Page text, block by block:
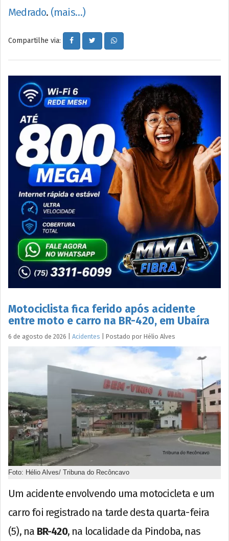
Medrado. (mais…)
Compartilhe via:
Motociclista fica ferido após acidente
entre moto e carro na BR-420, em Ubaíra
6 de agosto de 2026 Acidentes Postado por Hélio Alves
Foto: Hélio Alves/ Tribuna do Recôncavo
Um acidente envolvendo uma motocicleta e um
carro foi registrado na tarde desta quarta-feira
(5), na BR-420, na localidade da Pindoba, nas